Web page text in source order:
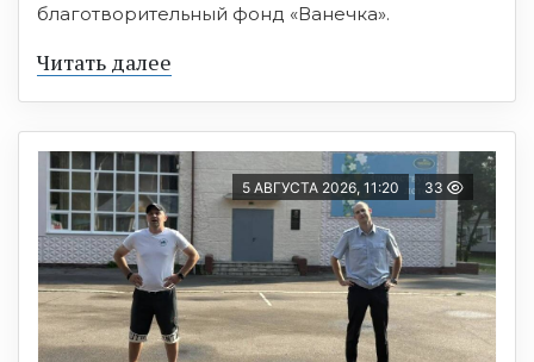
благотворительный фонд «Ванечка».
Читать далее
5 АВГУСТА 2026, 11:20 33